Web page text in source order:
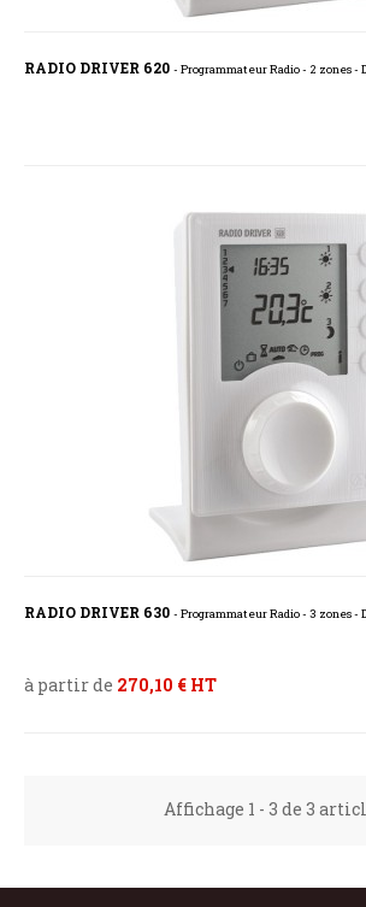
RADIO DRIVER 620 - Programmateur Radio - 2 zones -
RADIO DRIVER 630 - Programmateur Radio - 3 zones -
à partir de 270,10 € HT
Affichage 1 - 3 de 3